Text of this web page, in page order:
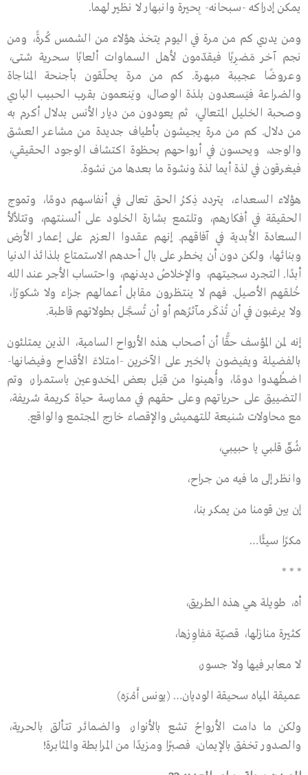
يمكن إدراكه -سبحانه- بِحيرة وانبهار لا نظير لهما.
ومن يدري كم من مرة في اليوم يتخذ هؤلاء من الشمس كُرةً، ومن
نجم آخر مَضرِبًا فيقدّمون لأهل السماوات ألعابًا سحرية شتى،
وعروضًا عجيبة مبهرة. كم من مرة يحلّقون بأجنحة المناجاة
والضراعة فيَسعدون بلذة الوصال، ويَنعمون بقرب الحبيب الباري
وصحبة الخليل المتعالي، ثم يعودون من ديار الأنس بدلال أكرم به
من دلال. كم من مرة يجيشون بأطياف جديدة من مشاعر العشق
والوجد، ويحسون في أرواحهم بحظوة اكتشاف الوجود الحقيقي،
فيغرقون في لذة أيما لذة ونشوة ما بعدها من نشوة.
هؤلاء السعداء، يتردد ذِكرُ الحق تعالى في أنفاسهم دومًا، وتموج
الحقيقة في أفكارهم، وتلتمع بشارة الخلود على ألسنتهم، وتتلألأ
السعادة الأبدية في آفاقهم. إنهم عقدوا العزم على إعمار الأرض
وبنائها، ولكن دون أن يخطر على بال أحدهم الاستمتاع بلذائذ الدنيا
أبدًا. التجرد سجيتهم، والإخلاصُ ديدنهم، واحتساب الأجر عند الله
خُلقهم الأصيل. فهم لا ينتظرون مقابل أعمالهم جزاء ولا شكورًا،
ولا يرغبون في أن تُذكَر مآثرُهم أو أن تُسجَّل بطولاتهم قاطبة.
إنه لمن المؤسف حقًّا أن أصحاب هذه الأرواح السامية، الذين يمتلئون
بالفضيلة ويفيضون بالخير على الآخرين -امتلاءَ الأقداح وفيضانها-
اضطُهدوا دومًا، وأُهينوا من قبَل بعض المخدوعين باستمرار، وتم
التضييق على حرياتهم وعلى حقهم في ممارسة حياة كريمة شريفة،
مع محاولات شنيعة للتهميش والإقصاء خارج المجتمع والواقع.
شُقّ قلبي يا حبيبي،
وانظر إلى ما فيه من جراح،
إن بين قومنا من يمكر بنا،
مكرًا سيئًا…
* * *
أه، طويلة هي هذه الطريق،
كثيرة منازلها، قصيّة مَفاوِزها،
لا معابر فيها ولا جسور،
عميقة المياه سحيقة الوديان… (يونس أَمْرَه)
ولكن ما دامت الأرواحُ تشع بالأنوار، والضمائر تتألق بالحرية،
والصدور تخفق بالإيمان، فصبرًا ومزيدًا من المرابطة والمثابرة!